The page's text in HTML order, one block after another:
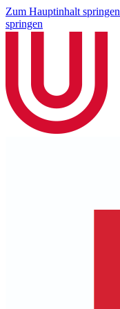
Zum Hauptinhalt springen
springen